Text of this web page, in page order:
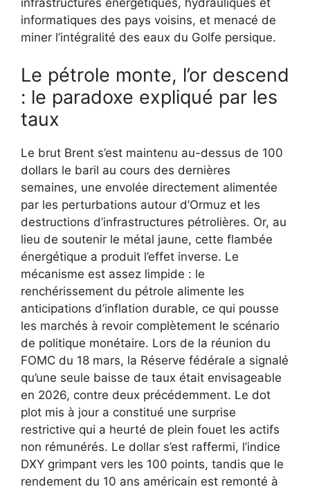
infrastructures énergétiques, hydrauliques et
informatiques des pays voisins, et menacé de
miner l’intégralité des eaux du Golfe persique.
Le pétrole monte, l’or descend
: le paradoxe expliqué par les
taux
Le brut Brent s’est maintenu au-dessus de 100
dollars le baril au cours des dernières
semaines, une envolée directement alimentée
par les perturbations autour d’Ormuz et les
destructions d’infrastructures pétrolières. Or, au
lieu de soutenir le métal jaune, cette flambée
énergétique a produit l’effet inverse. Le
mécanisme est assez limpide : le
renchérissement du pétrole alimente les
anticipations d’inflation durable, ce qui pousse
les marchés à revoir complètement le scénario
de politique monétaire. Lors de la réunion du
FOMC du 18 mars, la Réserve fédérale a signalé
qu’une seule baisse de taux était envisageable
en 2026, contre deux précédemment. Le dot
plot mis à jour a constitué une surprise
restrictive qui a heurté de plein fouet les actifs
non rémunérés. Le dollar s’est raffermi, l’indice
DXY grimpant vers les 100 points, tandis que le
rendement du 10 ans américain est remonté à